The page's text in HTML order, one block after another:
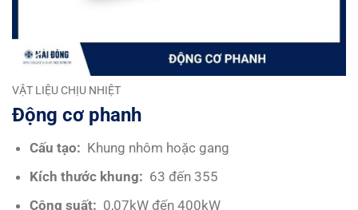
VẬT LIỆU CHỊU NHIỆT
Động cơ phanh
Cấu tạo: Khung nhôm hoặc gang
Kích thước khung: 63 đến 355
Công suất: 0,07kW đến 400kW